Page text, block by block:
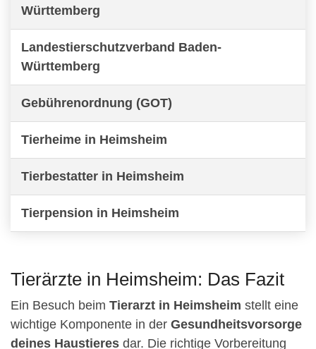
Württemberg
Landestierschutzverband Baden-
Württemberg
Gebührenordnung (GOT)
Tierheime in Heimsheim
Tierbestatter in Heimsheim
Tierpension in Heimsheim
Tierärzte in Heimsheim: Das Fazit
Ein Besuch beim Tierarzt in Heimsheim stellt eine
wichtige Komponente in der Gesundheitsvorsorge
deines Haustieres dar. Die richtige Vorbereitung